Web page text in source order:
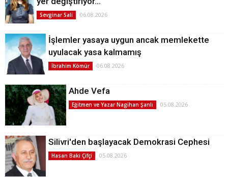
Sevginar Sali 06.08.2026
İşlemler yasaya uygun ancak memlekette
uyulacak yasa kalmamış
İbrahim Kömür 06.08.2026
Ahde Vefa
Eğitmen ve Yazar Nagihan Şanlı 05.08.2026
Silivri'den başlayacak Demokrasi Cephesi
Hasan Baki Çifçi 05.08.2026